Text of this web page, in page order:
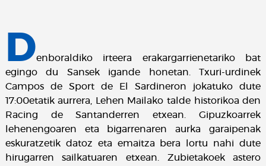
Denboraldiko irteera erakargarrienetariko bat
egingo du Sansek igande honetan. Txuri-urdinek
Campos de Sport de El Sardineron jokatuko dute
17:00etatik aurrera, Lehen Mailako talde historikoa den
Racing de Santanderren etxean. Gipuzkoarrek
lehenengoaren eta bigarrenaren aurka garaipenak
eskuratzetik datoz eta emaitza bera lortu nahi dute
hirugarren sailkatuaren etxean. Zubietakoek astero